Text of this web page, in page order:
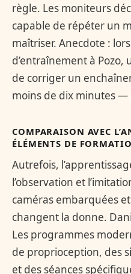
règle. Les moniteurs
capable de répéter un
maîtriser. Anecdote :
d’entraînement à
de corriger un
moins de dix minutes
COMPARAISON AVEC
ÉLÉMENTS DE
Autrefois,
l’observation et
caméras embarquées
changent la donne.
Les programmes
de proprioception, des
et des séances